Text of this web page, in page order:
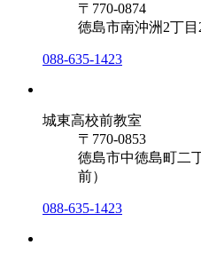
〒770-0874
徳島市南沖洲2丁目
088-635-1423
城東高校前教室
〒770-0853
徳島市中徳島町二
前）
088-635-1423